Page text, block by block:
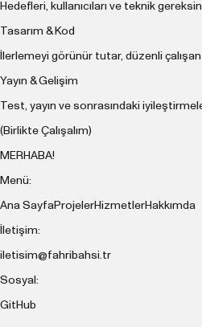
Hedefleri, kullanıcıları ve teknik
Tasarım & Kod
İlerlemeyi görünür tutar, düzenli çalışan
Yayın & Gelişim
Test, yayın ve sonrasındaki
(Birlikte Çalışalım)
MERHABA!
Menü:
Ana SayfaProjelerHizmetlerHakkımda
İletişim:
iletisim@fahribahsi.tr
Sosyal:
GitHub